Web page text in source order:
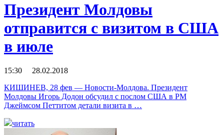
Президент Молдовы
отправится с визитом в США
в июле
15:30 28.02.2018
КИШИНЕВ, 28 фев — Новости-Молдова. Президент
Молдовы Игорь Додон обсудил с послом США в РМ
Джеймсом Петтитом детали визита в …
читать